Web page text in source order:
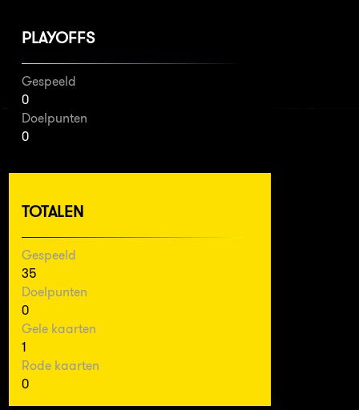
PLAYOFFS
Gespeeld
0
Doelpunten
0
TOTALEN
Gespeeld
35
Doelpunten
0
Gele kaarten
1
Rode kaarten
0